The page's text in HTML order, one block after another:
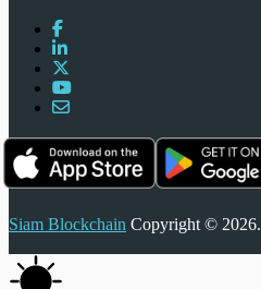
Siam Blockchain Copyright © 2026.